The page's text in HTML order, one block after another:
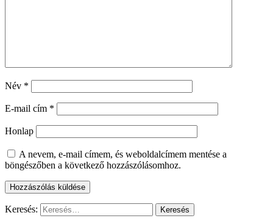
Név *
E-mail cím *
Honlap
A nevem, e-mail címem, és weboldalcímem mentése a
böngészőben a következő hozzászólásomhoz.
Keresés: